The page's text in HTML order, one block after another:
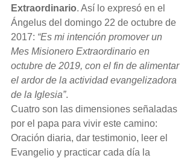
Extraordinario. Así lo expresó en el
Ángelus del domingo 22 de octubre de
2017: “Es mi intención promover un
Mes Misionero Extraordinario en
octubre de 2019, con el fin de alimentar
el ardor de la actividad evangelizadora
de la Iglesia”.
Cuatro son las dimensiones señaladas
por el papa para vivir este camino:
Oración diaria, dar testimonio, leer el
Evangelio y practicar cada día la